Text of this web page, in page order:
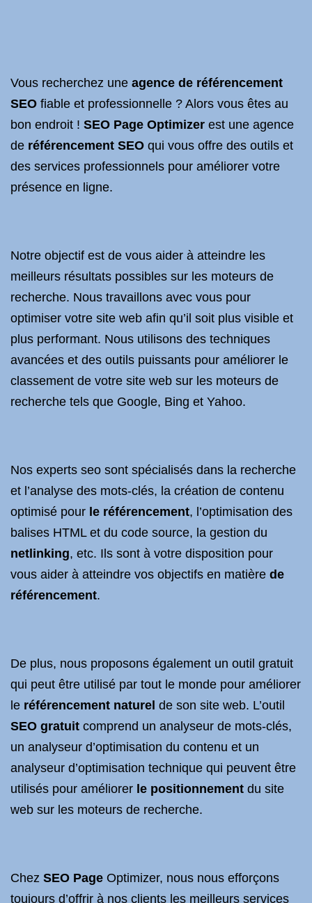
Vous recherchez une agence de référencement
SEO fiable et professionnelle ? Alors vous êtes au
bon endroit ! SEO Page Optimizer est une agence
de référencement SEO qui vous offre des outils et
des services professionnels pour améliorer votre
présence en ligne.
Notre objectif est de vous aider à atteindre les
meilleurs résultats possibles sur les moteurs de
recherche. Nous travaillons avec vous pour
optimiser votre site web afin qu’il soit plus visible et
plus performant. Nous utilisons des techniques
avancées et des outils puissants pour améliorer le
classement de votre site web sur les moteurs de
recherche tels que Google, Bing et Yahoo.
Nos experts seo sont spécialisés dans la recherche
et l’analyse des mots-clés, la création de contenu
optimisé pour le référencement, l’optimisation des
balises HTML et du code source, la gestion du
netlinking, etc. Ils sont à votre disposition pour
vous aider à atteindre vos objectifs en matière de
référencement.
De plus, nous proposons également un outil gratuit
qui peut être utilisé par tout le monde pour améliorer
le référencement naturel de son site web. L’outil
SEO gratuit comprend un analyseur de mots-clés,
un analyseur d’optimisation du contenu et un
analyseur d’optimisation technique qui peuvent être
utilisés pour améliorer le positionnement du site
web sur les moteurs de recherche.
Chez SEO Page Optimizer, nous nous efforçons
toujours d’offrir à nos clients les meilleurs services